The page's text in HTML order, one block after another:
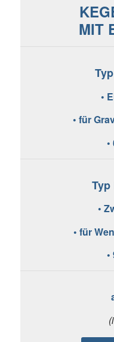
MIT
•
• für
Typ
•
• für